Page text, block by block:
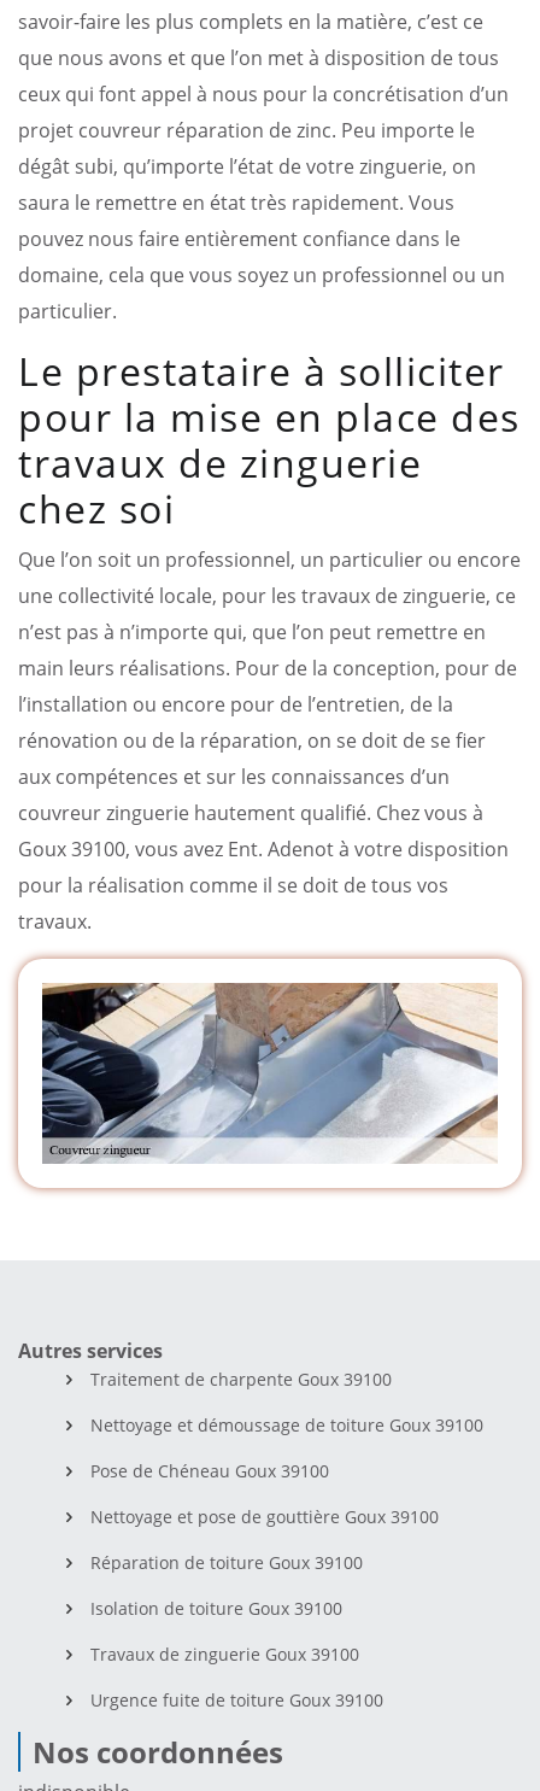
savoir-faire les plus complets en la matière, c’est ce
que nous avons et que l’on met à disposition de tous
ceux qui font appel à nous pour la concrétisation d’un
projet couvreur réparation de zinc. Peu importe le
dégât subi, qu’importe l’état de votre zinguerie, on
saura le remettre en état très rapidement. Vous
pouvez nous faire entièrement confiance dans le
domaine, cela que vous soyez un professionnel ou un
particulier.
Le prestataire à solliciter
pour la mise en place des
travaux de zinguerie
chez soi
Que l’on soit un professionnel, un particulier ou encore
une collectivité locale, pour les travaux de zinguerie, ce
n’est pas à n’importe qui, que l’on peut remettre en
main leurs réalisations. Pour de la conception, pour de
l’installation ou encore pour de l’entretien, de la
rénovation ou de la réparation, on se doit de se fier
aux compétences et sur les connaissances d’un
couvreur zinguerie hautement qualifié. Chez vous à
Goux 39100, vous avez Ent. Adenot à votre disposition
pour la réalisation comme il se doit de tous vos
travaux.
Autres services
Traitement de charpente Goux 39100
Nettoyage et démoussage de toiture Goux 39100
Pose de Chéneau Goux 39100
Nettoyage et pose de gouttière Goux 39100
Réparation de toiture Goux 39100
Isolation de toiture Goux 39100
Travaux de zinguerie Goux 39100
Urgence fuite de toiture Goux 39100
Nos coordonnées